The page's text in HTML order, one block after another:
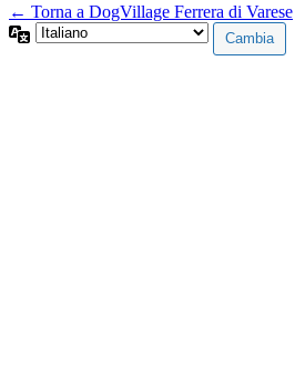
← Torna a DogVillage Ferrera di Varese
Lingua